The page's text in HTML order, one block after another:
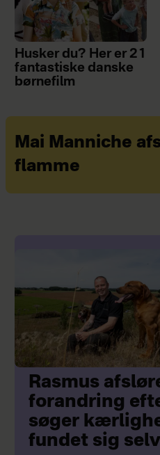
Husker du? Her er 21
fantastiske danske
børnefilm
Mai Manniche
flamme
Rasmus
forandring
søger
fundet sig selv